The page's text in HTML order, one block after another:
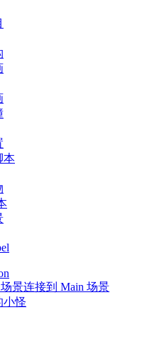
本
景连接到 Main 场景
小怪